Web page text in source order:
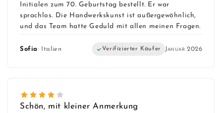
Initialen zum 70. Geburtstag bestellt. Er war
sprachlos. Die Handwerkskunst ist außergewöhnlich,
und das Team hatte Geduld mit allen meinen Fragen.
Sofia· Italien Verifizierter Käufer Januar 2026
Schön, mit kleiner Anmerkung